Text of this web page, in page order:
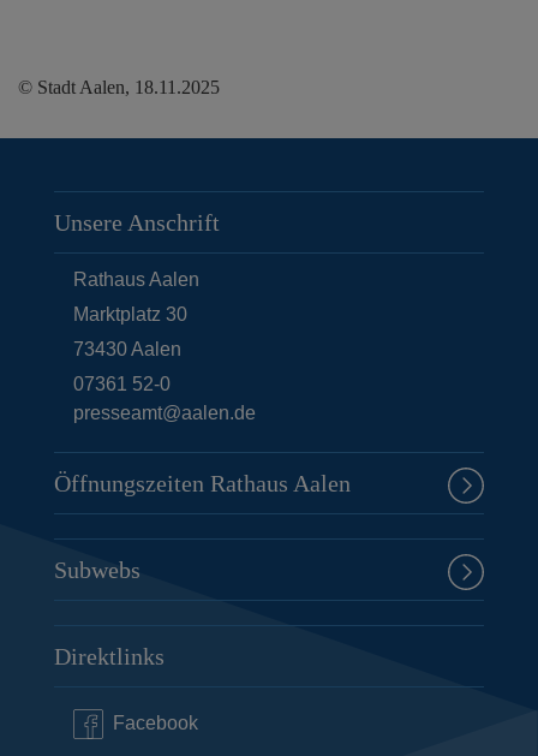
© Stadt Aalen, 18.11.2025
Unsere Anschrift
Rathaus Aalen
Marktplatz 30
73430Aalen
07361 52-0
presseamt@aalen.de
Öffnungszeiten Rathaus Aalen
Subwebs
Direktlinks
Facebook